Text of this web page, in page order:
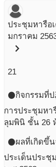
ประชุมหารือ
มกราคม
chevron_right
21
circleกิจกรรมที่
การประชุมหา
ลุมพินิ ชั้น 26
circleผลที่เกิดขึ้น
ประเด็นประชุ